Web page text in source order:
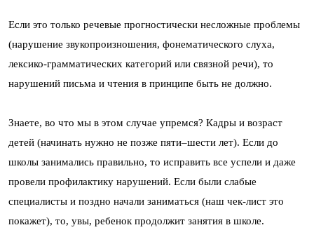
Если это только речевые прогностически несложные проблемы
(нарушение звукопроизношения, фонематического слуха,
лексико-грамматических категорий или связной речи), то
нарушений письма и чтения в принципе быть не должно.
Знаете, во что мы в этом случае упремся? Кадры и возраст
детей (начинать нужно не позже пяти–шести лет). Если до
школы занимались правильно, то исправить все успели и даже
провели профилактику нарушений. Если были слабые
специалисты и поздно начали заниматься (наш чек-лист это
покажет), то, увы, ребенок продолжит занятия в школе.